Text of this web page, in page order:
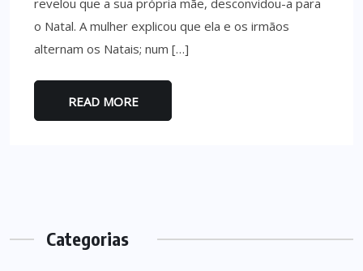
revelou que a sua própria mãe, desconvidou-a para
o Natal. A mulher explicou que ela e os irmãos
alternam os Natais; num […]
READ MORE
Categorias